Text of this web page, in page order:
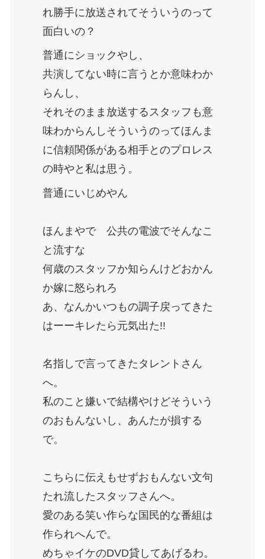
れ勝手に放送されてそういうのって
面白いの？
普通にショックやし、
共演してない時に言うとか意味わか
らんし、
それそのまま放送するスタッフも意
味わからんしそういうのってほんま
に信頼関係がある相手とのプロレス
の時やと私は思う。
普通にいじめやん
ほんまやで 公共の電波でそんなこ
と流すな
何歳のスタッフか知らんけどおかん
か嫁に怒られろ
あ、なんかいつもの調子戻ってきた
はーーキレたら元気出た!!
名指しで言ってきたタレントさん
へ。
私のこと嫌いで結構やけどそういう
のおもんないし、あんたが損する
で。
こちらに伝えもせずおもんない文句
たれ流したスタッフさんへ。
愛のある笑い作らな国民的な番組は
作られへんで。
めちゃイケのDVD貸してあげるわ。